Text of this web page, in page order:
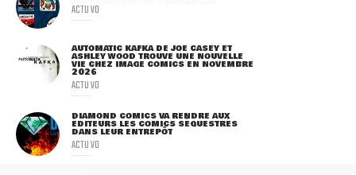
ACTU VO
AUTOMATIC KAFKA DE JOE CASEY ET
ASHLEY WOOD TROUVE UNE NOUVELLE
VIE CHEZ IMAGE COMICS EN NOVEMBRE
2026
ACTU VO
DIAMOND COMICS VA RENDRE AUX
ÉDITEURS LES COMICS SÉQUESTRÉS
DANS LEUR ENTREPÔT
ACTU VO